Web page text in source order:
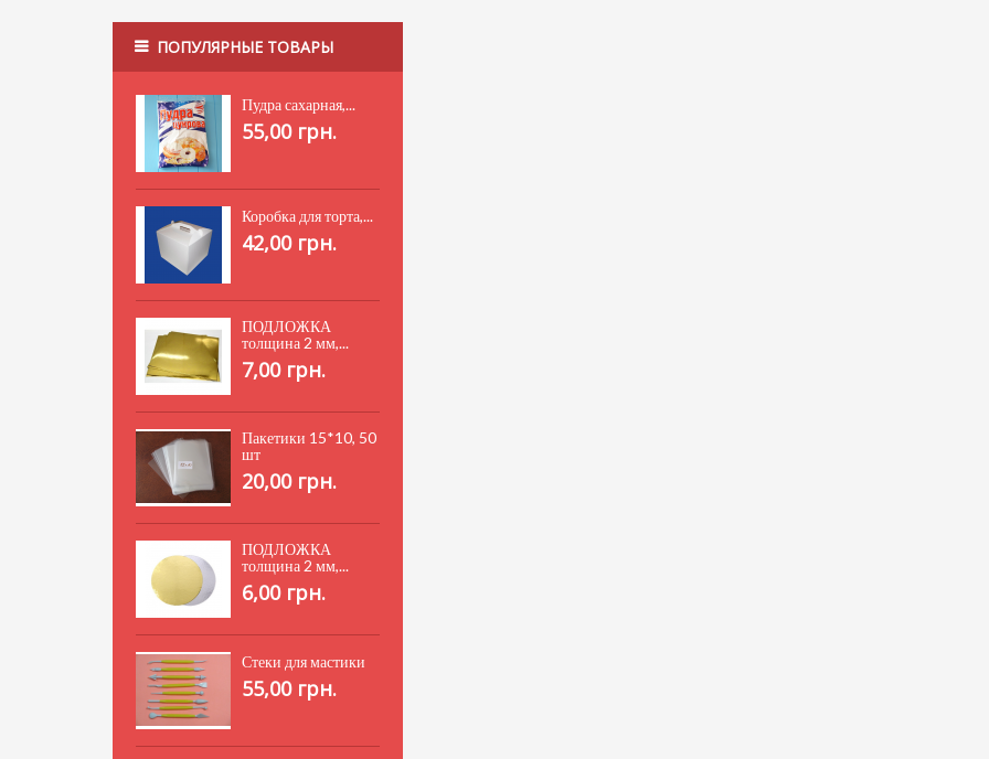
ПОПУЛЯРНЫЕ ТОВАРЫ
Пудра сахарная,...
55,00 грн.
Коробка для торта,...
42,00 грн.
ПОДЛОЖКА
толщина 2 мм,...
7,00 грн.
Пакетики 15*10, 50
шт
20,00 грн.
ПОДЛОЖКА
толщина 2 мм,...
6,00 грн.
Стеки для мастики
55,00 грн.